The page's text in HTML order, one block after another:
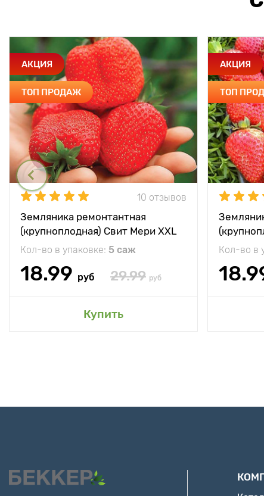
АКЦИЯ
ТОП ПРОДАЖ
10 отзывов
Земляника ремонтантная
(крупноплодная) Свит Мери XXL
Кол-во в упаковке: 5 саж
18.99 руб 29.99 руб
Купить
АКЦИЯ
ТОП
Кол-во в